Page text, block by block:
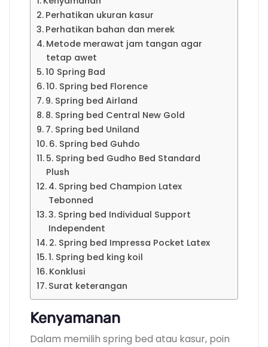
Perhatikan ukuran kasur
Perhatikan bahan dan merek
Metode merawat jam tangan agar
tetap awet
10 Spring Bad
10. Spring bed Florence
9. Spring bed Airland
8. Spring bed Central New Gold
7. Spring bed Uniland
6. Spring bed Guhdo
5. Spring bed Gudho Bed Standard
Plush
4. Spring bed Champion Latex
Tebonned
3. Spring bed Individual Support
Independent
2. Spring bed Impressa Pocket Latex
1. Spring bed king koil
Konklusi
Surat keterangan
Kenyamanan
Dalam memilih spring bed atau kasur, poin